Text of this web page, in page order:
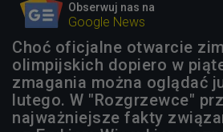
Obserwuj nas na
Google News
Choć oficjalne otwarcie
olimpijskich dopiero w
zmagania można oglądać
lutego. W "Rozgrzewce"
najważniejsze fakty